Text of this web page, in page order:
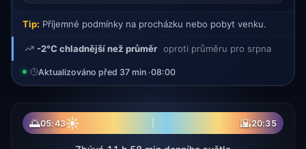
Tip: Příjemné podmínky na procházku nebo pobyt venku.
-2°C chladnější než průměr oproti průměru pro srpna
Aktualizováno před 37 min ·08:00
🌅05:43☀ 🌇20:35